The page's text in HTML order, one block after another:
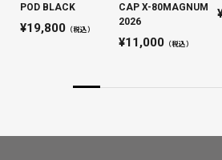
POD BLACK
19,800 （税込）
CAP X-80MAGNUM
2026
11,000（税込）